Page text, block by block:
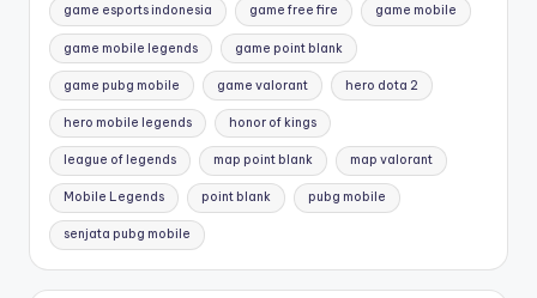
game esports indonesia game free fire game mobile
game mobile legends game point blank
game pubg mobile game valorant hero dota 2
hero mobile legends honor of kings
league of legends map point blank map valorant
Mobile Legends point blank pubg mobile
senjata pubg mobile